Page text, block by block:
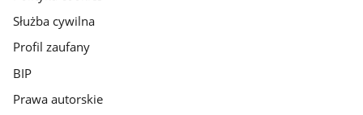
Służba cywilna
Profil zaufany
BIP
Prawa autorskie